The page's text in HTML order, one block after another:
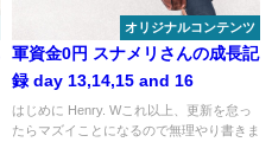
オリジナルコンテンツ
軍資金0円 スナメリさんの成長記
録 day 13,14,15 and 16
はじめに Henry. Wこれ以上、更新を怠っ
たらマズイことになるので無理やり書きま